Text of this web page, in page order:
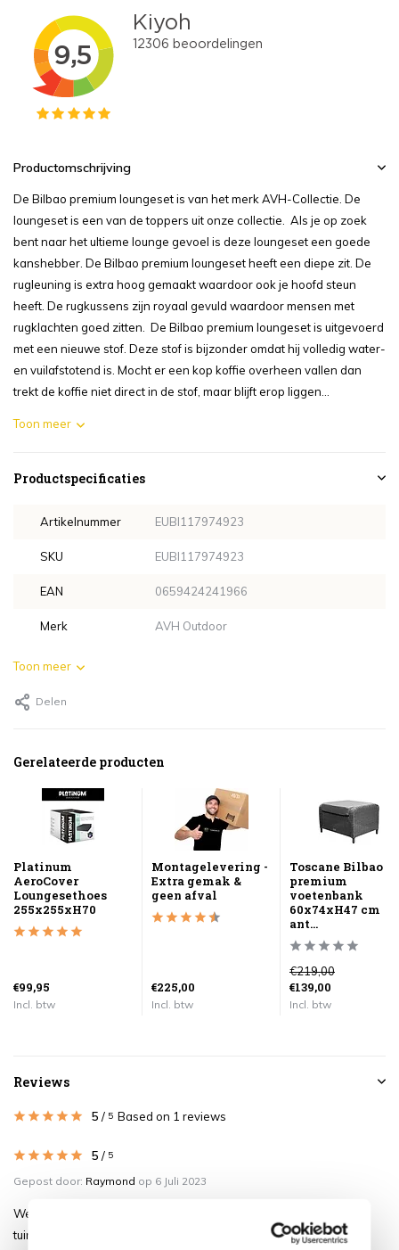
Productomschrijving
De Bilbao premium loungeset is van het merk AVH-Collectie. De
loungeset is een van de toppers uit onze collectie. Als je op zoek
bent naar het ultieme lounge gevoel is deze loungeset een goede
kanshebber. De Bilbao premium loungeset heeft een diepe zit. De
rugleuning is extra hoog gemaakt waardoor ook je hoofd steun
heeft. De rugkussens zijn royaal gevuld waardoor mensen met
rugklachten goed zitten. De Bilbao premium loungeset is uitgevoerd
met een nieuwe stof. Deze stof is bijzonder omdat hij volledig water-
en vuilafstotend is. Mocht er een kop koffie overheen vallen dan
trekt de koffie niet direct in de stof, maar blijft erop liggen...
Toon meer
Productspecificaties
Artikelnummer EUBI117974923
SKU EUBI117974923
EAN 0659424241966
Merk AVH Outdoor
Toon meer
Delen
Gerelateerde producten
Platinum
AeroCover
Loungesethoes
255x255xH70
€99,95
Incl. btw
Montagelevering -
Extra gemak &
geen afval
€225,00
Incl. btw
Toscane Bilbao
premium
voetenbank
60x74xH47 cm
ant...
€219,00
€139,00
Incl. btw
Reviews
5 / 5 Based on 1 reviews
5 / 5
Gepost door: Raymond op 6 Juli 2023
We zijn super blij met onze nieuwe
tuin set met tafel.